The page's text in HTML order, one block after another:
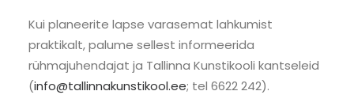
Kui planeerite lapse varasemat lahkumist
praktikalt, palume sellest informeerida
rühmajuhendajat ja Tallinna Kunstikooli kantseleid
(info@tallinnakunstikool.ee; tel 6622 242).